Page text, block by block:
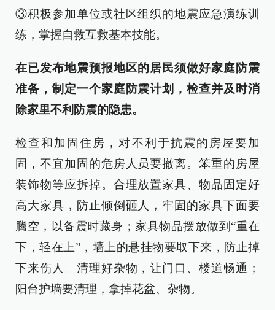
③积极参加单位或社区组织的地震应急演练训
练，掌握自救互救基本技能。
在已发布地震预报地区的居民须做好家庭防震
准备，制定一个家庭防震计划，检查并及时消
除家里不利防震的隐患。
检查和加固住房，对不利于抗震的房屋要加
固，不宜加固的危房人员要撤离。笨重的房屋
装饰物等应拆掉。合理放置家具、物品固定好
高大家具，防止倾倒砸人，牢固的家具下面要
腾空，以备震时藏身；家具物品摆放做到“重在
下，轻在上”，墙上的悬挂物要取下来，防止掉
下来伤人。清理好杂物，让门口、楼道畅通；
阳台护墙要清理，拿掉花盆、杂物。